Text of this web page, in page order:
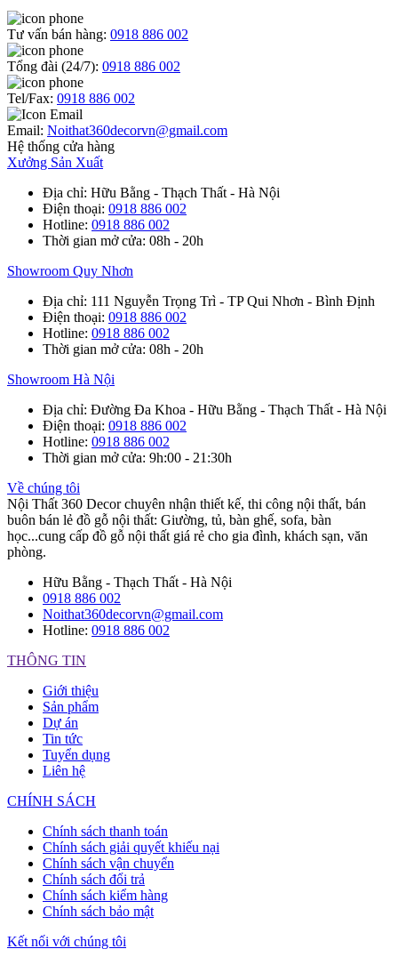
Tư vấn bán hàng: 0918 886 002
Tổng đài (24/7): 0918 886 002
Tel/Fax: 0918 886 002
Email: Noithat360decorvn@gmail.com
Hệ thống cửa hàng
Xưởng Sản Xuất
Địa chỉ: Hữu Bằng - Thạch Thất - Hà Nội
Điện thoại: 0918 886 002
Hotline: 0918 886 002
Thời gian mở cửa: 08h - 20h
Showroom Quy Nhơn
Địa chỉ: 111 Nguyễn Trọng Trì - TP Qui Nhơn - Bình Định
Điện thoại: 0918 886 002
Hotline: 0918 886 002
Thời gian mở cửa: 08h - 20h
Showroom Hà Nội
Địa chỉ: Đường Đa Khoa - Hữu Bằng - Thạch Thất - Hà Nội
Điện thoại: 0918 886 002
Hotline: 0918 886 002
Thời gian mở cửa: 9h:00 - 21:30h
Về chúng tôi
Nội Thất 360 Decor chuyên nhận thiết kế, thi công nội thất, bán
buôn bán lẻ đồ gỗ nội thất: Giường, tủ, bàn ghế, sofa, bàn
học...cung cấp đồ gỗ nội thất giá rẻ cho gia đình, khách sạn, văn
phòng.
Hữu Bằng - Thạch Thất - Hà Nội
0918 886 002
Noithat360decorvn@gmail.com
Hotline: 0918 886 002
THÔNG TIN
Giới thiệu
Sản phẩm
Dự án
Tin tức
Tuyển dụng
Liên hệ
CHÍNH SÁCH
Chính sách thanh toán
Chính sách giải quyết khiếu nại
Chính sách vận chuyển
Chính sách đổi trả
Chính sách kiểm hàng
Chính sách bảo mật
Kết nối với chúng tôi